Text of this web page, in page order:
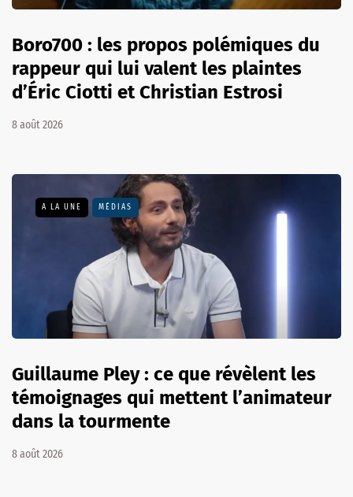
Boro700 : les propos polémiques du
rappeur qui lui valent les plaintes
d’Éric Ciotti et Christian Estrosi
8 août 2026
A LA UNE MÉDIAS
Guillaume Pley : ce que révèlent les
témoignages qui mettent l’animateur
dans la tourmente
8 août 2026